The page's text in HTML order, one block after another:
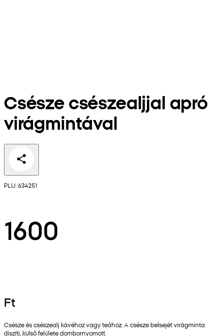
Csésze csészealjjal apró
virágmintával
PLU: 634251
1600
Ft
Csésze és csészealj kávéhoz vagy teához. A csésze belsejét virágminta
díszíti, külső felülete dombornyomott.